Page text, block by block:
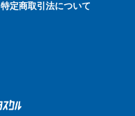
特定商取引法について